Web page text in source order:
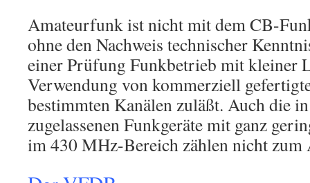
Amateurfunk ist nicht mit dem CB-
ohne den Nachweis technischer
einer Prüfung Funkbetrieb mit kleiner
Verwendung von kommerziell
bestimmten Kanälen zuläßt. Auch die
zugelassenen Funkgeräte mit ganz
im 430 MHz-Bereich zählen nicht